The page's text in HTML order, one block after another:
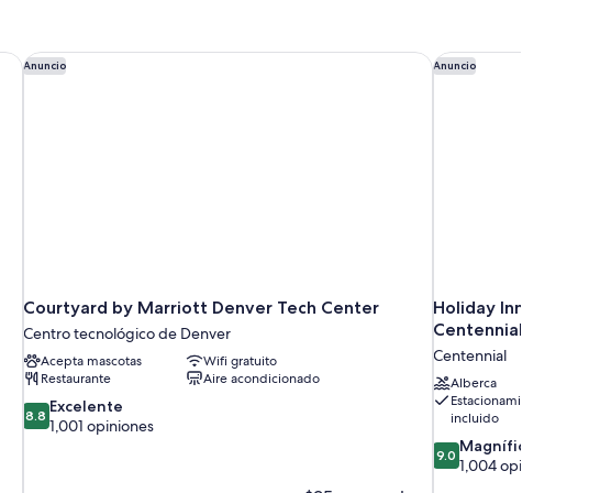
Anuncio
Courtyard by Marriott Denver Tech Center
Centro tecnológico de Denver
Acepta mascotas
Wifi gratuito
Restaurante
Aire acondicionado
8.8
de
8.8 Excelente
1,001 opiniones
Courtyard by Marriott Denver Tech Center Anuncio
Holiday Inn &
Centennial by IHG
Centennial
Alberca
Estacionamiento
incluido
9.0
de
9.0 Magnífico
1,004 opiniones
Holiday Inn & Suites